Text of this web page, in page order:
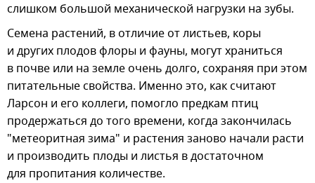
слишком большой механической нагрузки на зубы.
Семена растений, в отличие от листьев, коры
и других плодов флоры и фауны, могут храниться
в почве или на земле очень долго, сохраняя при этом
питательные свойства. Именно это, как считают
Ларсон и его коллеги, помогло предкам птиц
продержаться до того времени, когда закончилась
"метеоритная зима" и растения заново начали расти
и производить плоды и листья в достаточном
для пропитания количестве.